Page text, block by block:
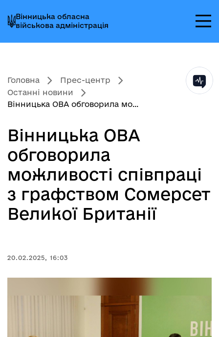
до
головного
меню
до
головного
вмісту
до
головного
колонтитула
Вінницька обласна
військова адміністрація
Головна
Прес-центр
Останні новини
Вінницька ОВА обговорила мо...
Вінницька ОВА
обговорила
можливості співпраці
з графством Сомерсет
Великої Британії
20.02.2025, 16:03